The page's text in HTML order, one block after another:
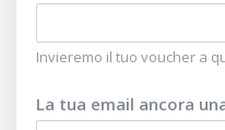
Invieremo il tuo voucher a
La tua email ancora